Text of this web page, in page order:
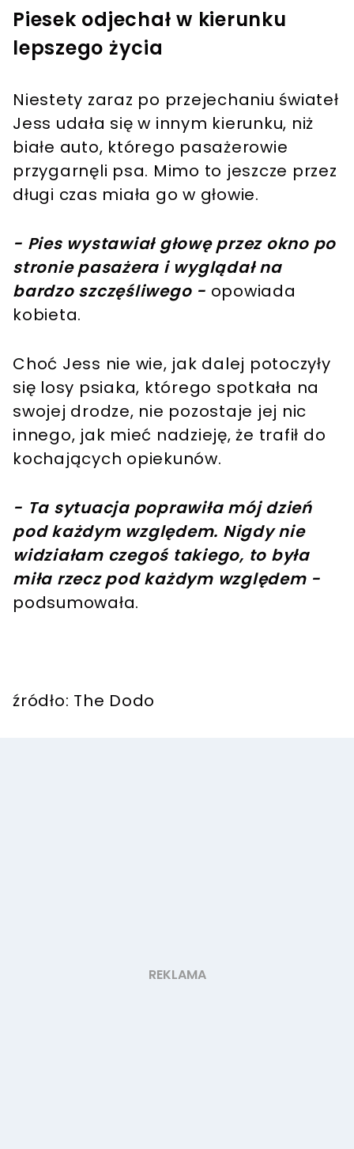
Piesek odjechał w kierunku
lepszego życia
Niestety zaraz po przejechaniu świateł
Jess udała się w innym kierunku, niż
białe auto, którego pasażerowie
przygarnęli psa. Mimo to jeszcze przez
długi czas miała go w głowie.
- Pies wystawiał głowę przez okno po
stronie pasażera i wyglądał na
bardzo szczęśliwego - opowiada
kobieta.
Choć Jess nie wie, jak dalej potoczyły
się losy psiaka, którego spotkała na
swojej drodze, nie pozostaje jej nic
innego, jak mieć nadzieję, że trafił do
kochających opiekunów.
- Ta sytuacja poprawiła mój dzień
pod każdym względem. Nigdy nie
widziałam czegoś takiego, to była
miła rzecz pod każdym względem -
podsumowała.
źródło: The Dodo